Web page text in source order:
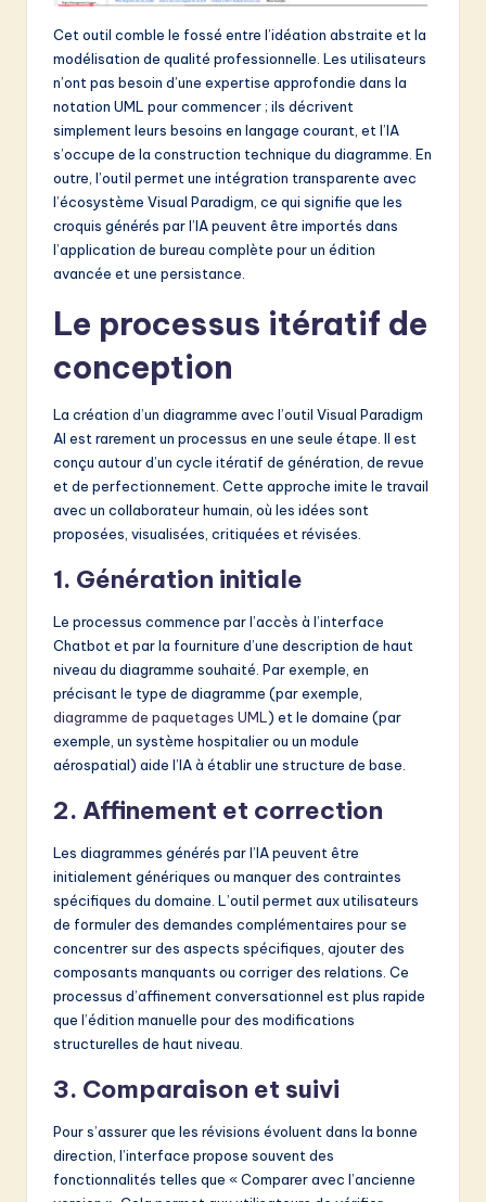
Cet outil comble le fossé entre l’idéation abstraite et la
modélisation de qualité professionnelle. Les utilisateurs
n’ont pas besoin d’une expertise approfondie dans la
notation UML pour commencer ; ils décrivent
simplement leurs besoins en langage courant, et l’IA
s’occupe de la construction technique du diagramme. En
outre, l’outil permet une intégration transparente avec
l’écosystème Visual Paradigm, ce qui signifie que les
croquis générés par l’IA peuvent être importés dans
l’application de bureau complète pour un édition
avancée et une persistance.
Le processus itératif de
conception
La création d’un diagramme avec l’outil Visual Paradigm
AI est rarement un processus en une seule étape. Il est
conçu autour d’un cycle itératif de génération, de revue
et de perfectionnement. Cette approche imite le travail
avec un collaborateur humain, où les idées sont
proposées, visualisées, critiquées et révisées.
1. Génération initiale
Le processus commence par l’accès à l’interface
Chatbot et par la fourniture d’une description de haut
niveau du diagramme souhaité. Par exemple, en
précisant le type de diagramme (par exemple,
diagramme de paquetages UML ) et le domaine (par
exemple, un système hospitalier ou un module
aérospatial) aide l’IA à établir une structure de base.
2. Affinement et correction
Les diagrammes générés par l’IA peuvent être
initialement génériques ou manquer des contraintes
spécifiques du domaine. L’outil permet aux utilisateurs
de formuler des demandes complémentaires pour se
concentrer sur des aspects spécifiques, ajouter des
composants manquants ou corriger des relations. Ce
processus d’affinement conversationnel est plus rapide
que l’édition manuelle pour des modifications
structurelles de haut niveau.
3. Comparaison et suivi
Pour s’assurer que les révisions évoluent dans la bonne
direction, l’interface propose souvent des
fonctionnalités telles que « Comparer avec l’ancienne